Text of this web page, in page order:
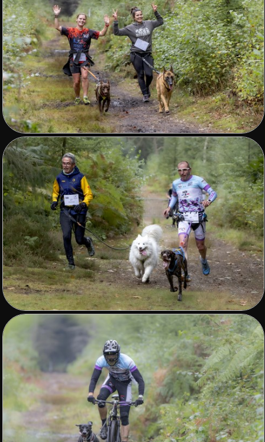
Autres ▼
Expositions, Concours et Presse
Zone de biodiversité/Affût photos▼